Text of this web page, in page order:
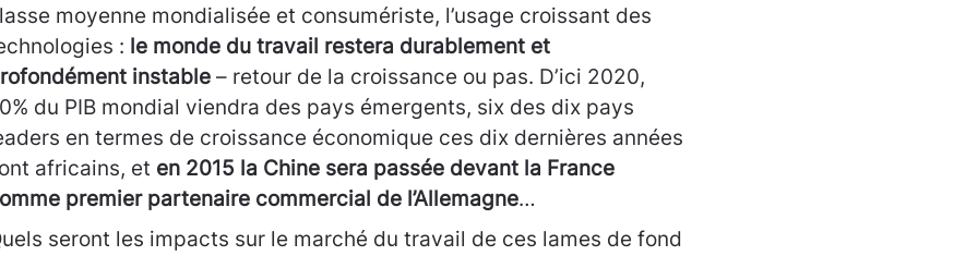
moyenne mondialisée et consumériste, l’usage croissant des
: le monde du travail restera durablement et
instable – retour de la croissance ou pas. D’ici 2020,
du PIB mondial viendra des pays émergents, six des dix pays
en termes de croissance économique ces dix dernières années
africains, et en 2015 la Chine sera passée devant la France
premier partenaire commercial de l’Allemagne…
seront les impacts sur le marché du travail de ces lames de fond